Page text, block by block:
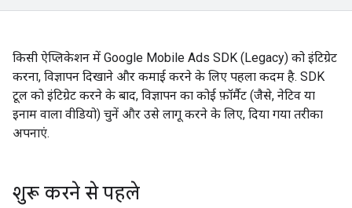
किसी ऐप्लिकेशन में Google Mobile Ads SDK (Legacy) को इंटिग्रेट
करना, विज्ञापन दिखाने और कमाई करने के लिए पहला कदम है. SDK
टूल को इंटिग्रेट करने के बाद, विज्ञापन का कोई फ़ॉर्मैट (जैसे, नेटिव या
इनाम वाला वीडियो) चुनें और उसे लागू करने के लिए, दिया गया तरीका
अपनाएं.
शुरू करने से पहले